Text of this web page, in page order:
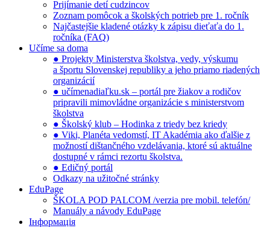
Prijímanie detí cudzincov
Zoznam pomôcok a školských potrieb pre 1. ročník
Najčastejšie kladené otázky k zápisu dieťaťa do 1.
ročníka (FAQ)
Učíme sa doma
● Projekty Ministerstva školstva, vedy, výskumu
a športu Slovenskej republiky a jeho priamo riadených
organizácií
● učímenadiaľku.sk – portál pre žiakov a rodičov
pripravili mimovládne organizácie s ministerstvom
školstva
● Školský klub – Hodinka z triedy bez kriedy
● Viki, Planéta vedomstí, IT Akadémia ako ďalšie z
možností dištančného vzdelávania, ktoré sú aktuálne
dostupné v rámci rezortu školstva.
● Edičný portál
Odkazy na užitočné stránky
EduPage
ŠKOLA POD PALCOM /verzia pre mobil. telefón/
Manuály a návody EduPage
Інформація